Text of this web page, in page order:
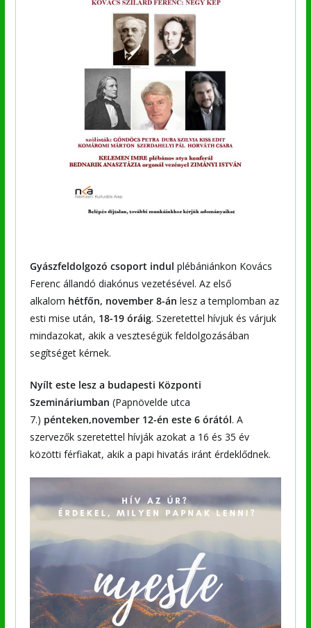
Gyászfeldolgozó csoport indul plébániánkon Kovács
Ferenc állandó diakónus vezetésével. Az első
alkalom hétfőn, november 8-án lesz a templomban az
esti mise után, 18-19 óráig. Szeretettel hívjuk és várjuk
mindazokat, akik a veszteségük feldolgozásában
segítséget kérnek.
Nyílt este lesz a budapesti Központi
Szemináriumban (Papnövelde utca
7.) pénteken,november 12-én este 6 órától. A
szervezők szeretettel hívják azokat a 16 és 35 év
közötti férfiakat, akik a papi hivatás iránt érdeklődnek.